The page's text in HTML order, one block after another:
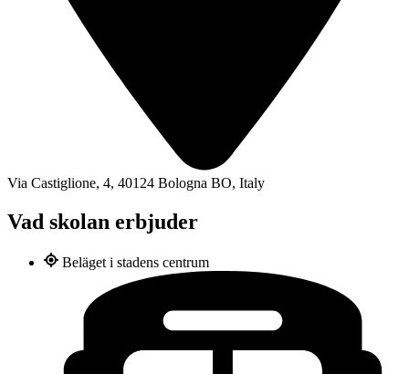
Via Castiglione, 4, 40124 Bologna BO, Italy
Vad skolan erbjuder
Beläget i stadens centrum